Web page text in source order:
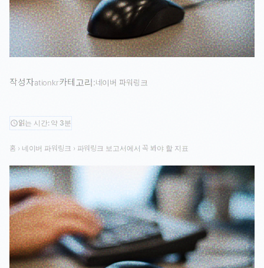
작성자ationkr카테고리:네이버 파워링크
schedule읽는 시간: 약 3분
홈 › 네이버 파워링크 › 파워링크 보고서에서 꼭 봐야 할 지표